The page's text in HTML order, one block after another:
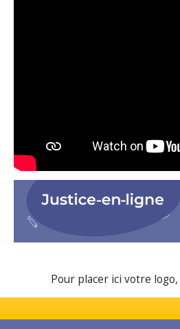
Pour placer ici votre logo,